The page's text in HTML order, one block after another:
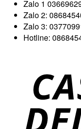
Zalo 1
Zalo 2:
Zalo 3:
Hotline: